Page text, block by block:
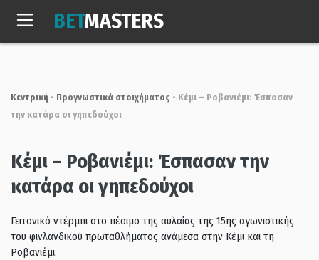
Παρ, 7 Αυγ. 2026
BETMASTERS
Κεντρική • Προγνωστικά στοιχήματος • Κέμι – Ροβανιέμι: Έσπασαν
την κατάρα οι γηπεδούχοι
Κέμι – Ροβανιέμι: Έσπασαν την
κατάρα οι γηπεδούχοι
Γειτονικό ντέρμπι στο πέσιμο της αυλαίας της 15ης αγωνιστικής
του φινλανδικού πρωταθλήματος ανάμεσα στην Κέμι και τη
Ροβανιέμι.